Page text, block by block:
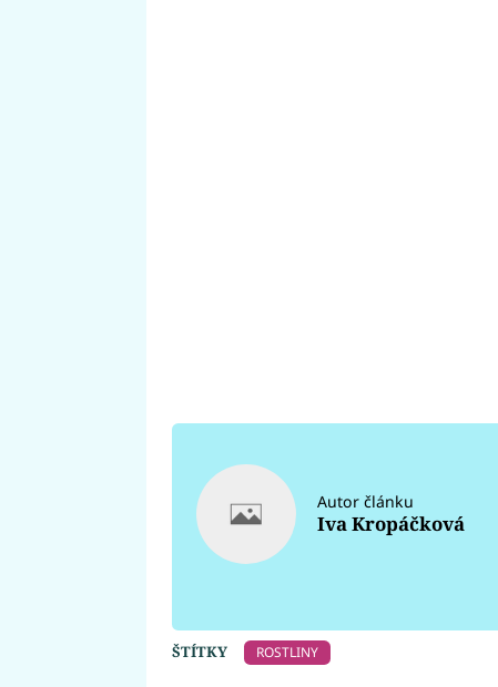
Autor článku
Iva Kropáčková
ŠTÍTKY ROSTLINY